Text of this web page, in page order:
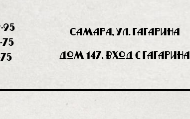
95
75
Самара, ул. Гагарина
дом 147, вход с Гагарина